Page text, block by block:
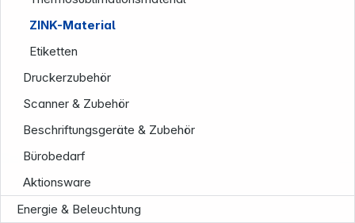
ZINK-Material
Etiketten
Druckerzubehör
Scanner & Zubehör
Beschriftungsgeräte & Zubehör
Bürobedarf
Aktionsware
Energie & Beleuchtung
Service